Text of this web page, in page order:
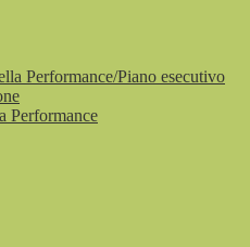
Performance/Piano esecutivo
Performance